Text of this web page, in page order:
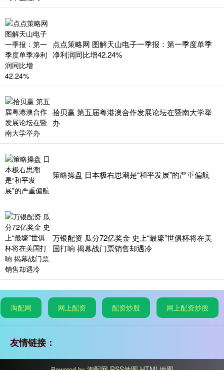
点点策略网 图解天山电子一季报：第一季度单季
净利润同比增42.24%
拾贝赢 第五届粤港澳合作发展论坛在暨南大学举
办
策略操盘 日本极右思潮是“和平发展”的严重偏航
万银配资 瓜分72亿奖金 史上“最壕”世俱杯将在美
国打响 揭幕战门票销售却遇冷
淘配网 网上配资 配资炒股 网上配资炒股
友情链接：